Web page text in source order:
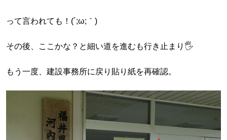
って言われても！(´;ω;｀)
その後、ここかな？と細い道を進むも行き止まり🖐️
もう一度、建設事務所に戻り貼り紙を再確認。